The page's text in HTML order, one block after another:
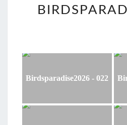
Birdsparadise2026 - 022